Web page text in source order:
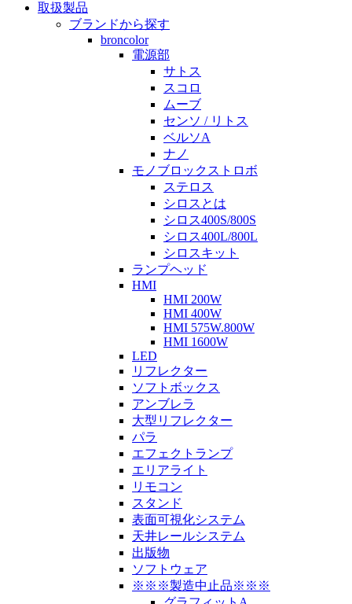
取扱製品
ブランドから探す
broncolor
電源部
サトス
スコロ
ムーブ
センソ / リトス
ベルソA
ナノ
モノブロックストロボ
ステロス
シロスとは
シロス400S/800S
シロス400L/800L
シロスキット
ランプヘッド
HMI
HMI 200W
HMI 400W
HMI 575W.800W
HMI 1600W
LED
リフレクター
ソフトボックス
アンブレラ
大型リフレクター
パラ
エフェクトランプ
エリアライト
リモコン
スタンド
表面可視化システム
天井レールシステム
出版物
ソフトウェア
※※※製造中止品※※※